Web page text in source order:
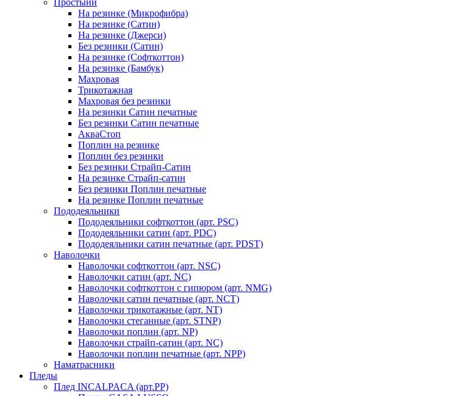
Простыни
На резинке (Микрофибра)
На резинке (Сатин)
На резинке (Джерси)
Без резинки (Сатин)
На резинке (Софткоттон)
На резинке (Бамбук)
Махровая
Трикотажная
Махровая без резинки
На резинки Сатин печатные
Без резинки Сатин печатные
АкваСтоп
Поплин на резинке
Поплин без резинки
Без резинки Страйп-Сатин
На резинке Страйп-сатин
Без резинки Поплин печатные
На резинке Поплин печатные
Пододеяльники
Пододеяльники софткоттон (арт. PSC)
Пододеяльники сатин (арт. PDC)
Пододеяльники сатин печатные (арт. PDST)
Наволочки
Наволочки софткоттон (арт. NSC)
Наволочки сатин (арт. NC)
Наволочки софткоттон с гипюром (арт. NMG)
Наволочки сатин печатные (арт. NCT)
Наволочки трикотажные (арт. NT)
Наволочки стеганные (арт. STNP)
Наволочки поплин (арт. NP)
Наволочки страйп-сатин (арт. NC)
Наволочки поплин печатные (арт. NPP)
Наматрасники
Пледы
Плед INCALPACA (арт.PP)